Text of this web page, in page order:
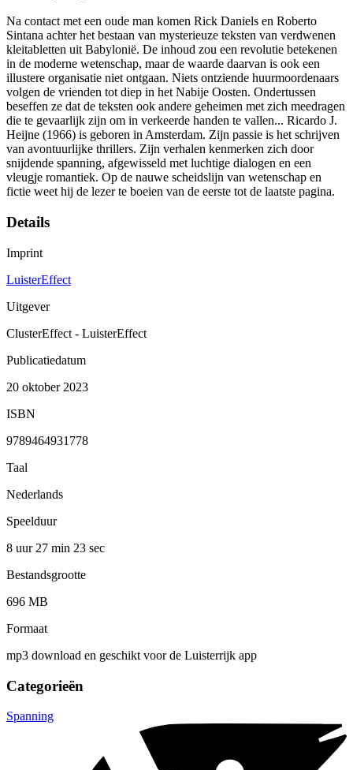
Na contact met een oude man komen Rick Daniels en Roberto
Sintana achter het bestaan van mysterieuze teksten van verdwenen
kleitabletten uit Babylonië. De inhoud zou een revolutie betekenen
in de moderne wetenschap, maar de waarde daarvan is ook een
illustere organisatie niet ontgaan. Niets ontziende huurmoordenaars
volgen de vrienden tot diep in het Nabije Oosten. Ondertussen
beseffen ze dat de teksten ook andere geheimen met zich meedragen
die te gevaarlijk zijn om in verkeerde handen te vallen... Ricardo J.
Heijne (1966) is geboren in Amsterdam. Zijn passie is het schrijven
van avontuurlijke thrillers. Zijn verhalen kenmerken zich door
snijdende spanning, afgewisseld met luchtige dialogen en een
vleugje romantiek. Op de nauwe scheidslijn van wetenschap en
fictie weet hij de lezer te boeien van de eerste tot de laatste pagina.
Details
Imprint
LuisterEffect
Uitgever
ClusterEffect - LuisterEffect
Publicatiedatum
20 oktober 2023
ISBN
9789464931778
Taal
Nederlands
Speelduur
8 uur 27 min 23 sec
Bestandsgrootte
696 MB
Formaat
mp3 download en geschikt voor de Luisterrijk app
Categorieën
Spanning